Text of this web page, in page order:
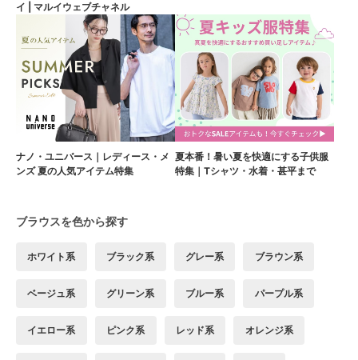
イ | マルイウェブチャネル
ナノ・ユニバース｜レディース・メ
ンズ 夏の人気アイテム特集
夏本番！暑い夏を快適にする子供服
特集｜Tシャツ・水着・甚平まで
ブラウスを色から探す
ホワイト系 ブラック系 グレー系 ブラウン系
ベージュ系 グリーン系 ブルー系 パープル系
イエロー系 ピンク系 レッド系 オレンジ系